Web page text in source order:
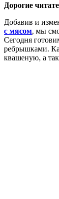
Дорогие
Добавив и
с мясом, мы
Сегодня
ребрышками.
квашеную, а